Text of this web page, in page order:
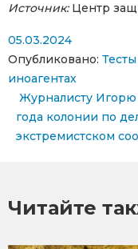
Источник:Центр
05.03.2024
Опубликовано: Тесты
иноагентах
Навигация
Журналисту Игорю
года колонии по
экстремистском
Читайте